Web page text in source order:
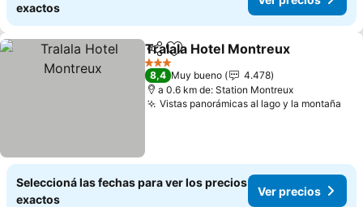
exactos
Compartir
Añadir a favoritos
Tralala Hotel Montreux
3 Estrellas
8,4 Muy bueno
4.478
a 0.6 km de: Station Montreux
Vistas panorámicas al lago y la montaña
Seleccioná las fechas para ver los precios
exactos
Ver precios